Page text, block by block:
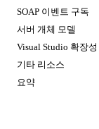
SOAP 이벤트 구독
서버 개체 모델
Visual Studio 확장성
기타 리소스
요약